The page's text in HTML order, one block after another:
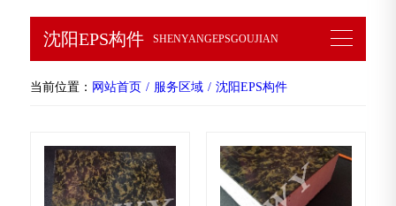
沈阳EPS构件 SHENYANGEPSGOUJIAN
当前位置： 网站首页 服务区域 沈阳EPS构件